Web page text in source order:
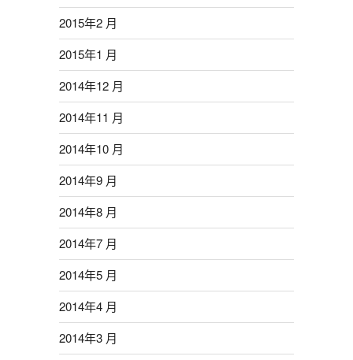
2015年2 月
2015年1 月
2014年12 月
2014年11 月
2014年10 月
2014年9 月
2014年8 月
2014年7 月
2014年5 月
2014年4 月
2014年3 月